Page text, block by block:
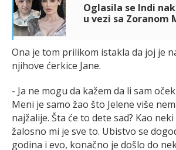
Oglasila se Indi
u vezi sa Zoranom
Ona je tom prilikom istakla da joj je
njihove ćerkice Jane.
- Ja ne mogu da kažem da li sam
Meni je samo žao što Jelene više
najžalije. Šta će to dete sad? Kao
žalosno mi je sve to. Ubistvo se
godina i evo, konačno je došlo do